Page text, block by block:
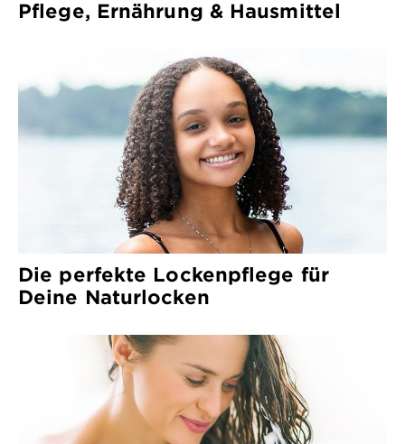
Pflege, Ernährung & Hausmittel
Die perfekte Lockenpflege für
Deine Naturlocken